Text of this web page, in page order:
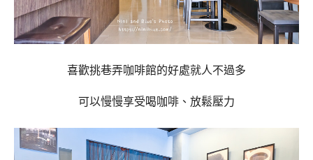
喜歡挑巷弄咖啡館的好處就人不過多
可以慢慢享受喝咖啡、放鬆壓力